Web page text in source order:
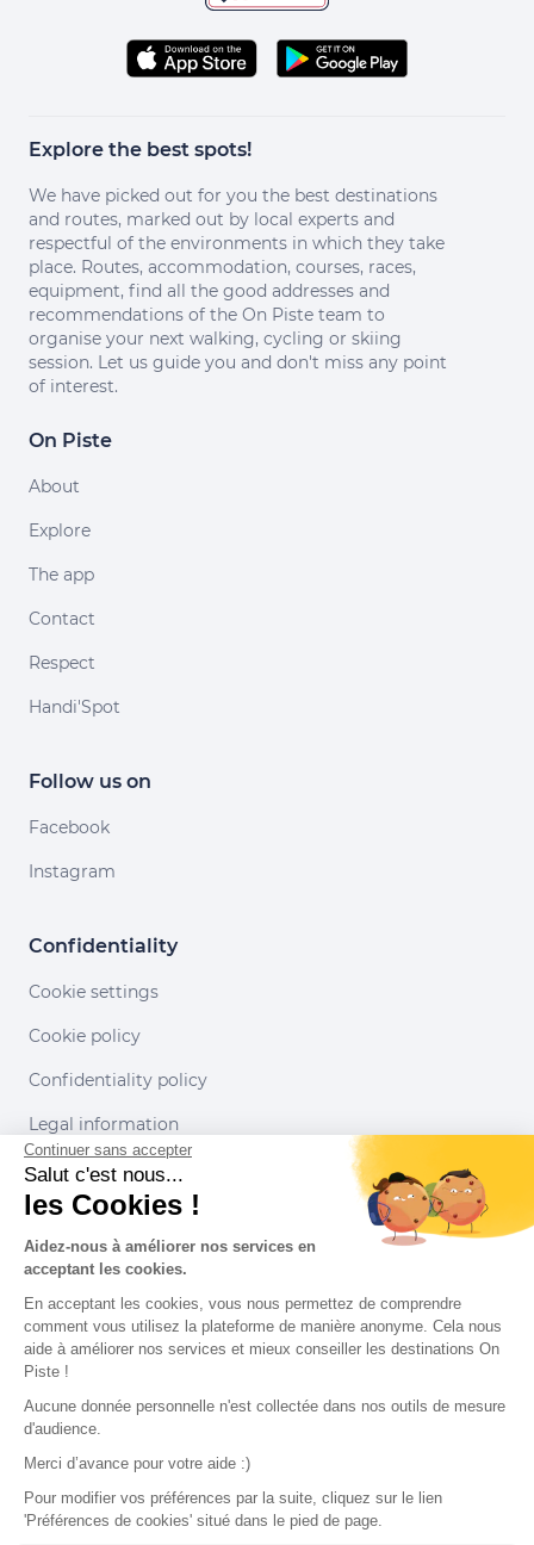
Explore the best spots!
We have picked out for you the best destinations
and routes, marked out by local experts and
respectful of the environments in which they take
place. Routes, accommodation, courses, races,
equipment, find all the good addresses and
recommendations of the On Piste team to
organise your next walking, cycling or skiing
session. Let us guide you and don't miss any point
of interest.
On Piste
About
Explore
The app
Contact
Respect
Handi'Spot
Follow us on
Facebook
Instagram
Confidentiality
Cookie settings
Cookie policy
Confidentiality policy
Legal information
Conditions of use
Our partners
Continuer sans accepter
Salut c'est nous...
les Cookies !
Aidez-nous à améliorer nos services en
acceptant les cookies.
En acceptant les cookies, vous nous permettez de comprendre
comment vous utilisez la plateforme de manière anonyme. Cela nous
aide à améliorer nos services et mieux conseiller les destinations On
Piste !
Aucune donnée personnelle n'est collectée dans nos outils de mesure
d'audience.
Merci d’avance pour votre aide :)
Pour modifier vos préférences par la suite, cliquez sur le lien
'Préférences de cookies' situé dans le pied de page.